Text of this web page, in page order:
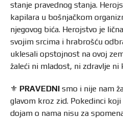
stanje pravednog stanja.
kapilara u bošnjačkom
njegovog bića. Herojstvo je
svojim srcima i hrabrošću
uklesali opstojnost na ovoj
žaleći ni mladost, ni zdravlje ni
⚜️ PRAVEDNIsmo i nije nam
glavom kroz zid. Pokedinci
dojam o nama nisu za